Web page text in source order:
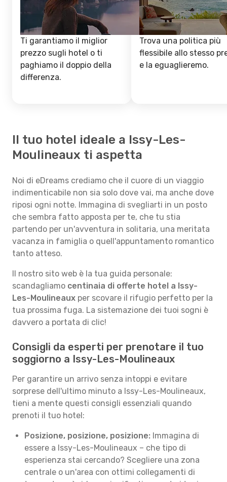
Ti garantiamo il miglior
prezzo sugli hotel o ti
paghiamo il doppio della
differenza.
Trova una politica più
flessibile allo stesso
e la eguaglieremo.
Il tuo hotel ideale a Issy-Les-
Moulineaux ti aspetta
Noi di eDreams crediamo che il cuore di un viaggio
indimenticabile non sia solo dove vai, ma anche dove
riposi ogni notte. Immagina di svegliarti in un posto
che sembra fatto apposta per te, che tu stia
partendo per un'avventura in solitaria, una meritata
vacanza in famiglia o quell'appuntamento romantico
tanto atteso.
Il nostro sito web è la tua guida personale:
scandagliamo centinaia di offerte hotel a Issy-
Les-Moulineaux per scovare il rifugio perfetto per la
tua prossima fuga. La sistemazione dei tuoi sogni è
davvero a portata di clic!
Consigli da esperti per prenotare il tuo
soggiorno a Issy-Les-Moulineaux
Per garantire un arrivo senza intoppi e evitare
sorprese dell'ultimo minuto a Issy-Les-Moulineaux,
tieni a mente questi consigli essenziali quando
prenoti il tuo hotel:
Posizione, posizione, posizione: Immagina di
essere a Issy-Les-Moulineaux – che tipo di
esperienza stai cercando? Scegliere una zona
centrale o un'area con ottimi collegamenti di